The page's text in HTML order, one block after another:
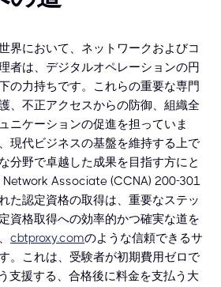
界において、ネットワークおよびコ
者は、デジタルオペレーションの円
の力持ちです。これらの重要な専門
、不正アクセスからの防御、組織全
ニケーションの促進を担っていま
現代ビジネスの基盤を維持する上で
分野で卓越した成果を目指す方にと
Associate (CCNA) 200-301
た認定資格の取得は、重要なステッ
資格取得への効率的かつ確実な道を
cbtproxy.comのような信頼できるサ
。これは、受験者が初期費用ゼロで
支援する、合格後に料金を支払う大